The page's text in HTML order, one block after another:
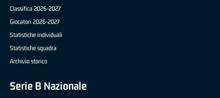
Classifica 2026-2027
Giocatori 2026-2027
Statistiche individuali
Statistiche squadra
Archivio storico
Serie B Nazionale